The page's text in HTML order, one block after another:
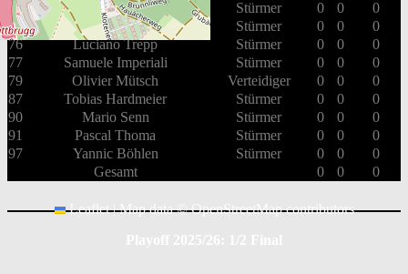
Leaflet |Map data ©OpenStreetMapcontributors
61 Michel De Martin Stürmer 0 0
0
71
Adrian Stoob Stürmer 0 0
0
76
Luciano Trepp Stürmer 0 0
0
77
Samuele Imperiali Stürmer 0 0
0
79
Olivier Mütsch Verteidiger 0 0
0
87
Tobias Hardmeier Stürmer 0 0
0
90
Mario Senn Stürmer 0 0
0
91
Pascal Thoma Stürmer 0 0
0
97
Yannic Böhlen Stürmer 0 0
0
Gesamt
0 0 0